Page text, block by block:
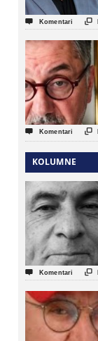
 Komentari 
 Komentari 
KOLUMNE
 Komentari 